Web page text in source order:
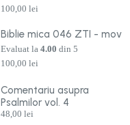
100,00lei
Biblie mica 046 ZTI - mov
Evaluat la4.00 din 5
100,00lei
Comentariu asupra
Psalmilor vol. 4
48,00lei